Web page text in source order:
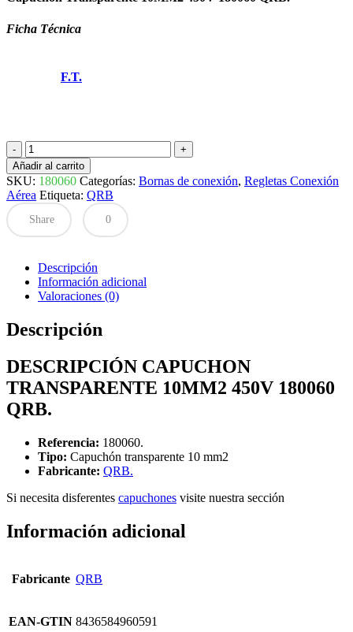
Ficha Técnica
F.T.
CAPUCHON
TRANSPARENTE
10MM2
450V
180060
QRB
cantidad
Añadir al carrito
SKU: 180060 Categorías: Bornas de conexión, Regletas Conexión
Aérea Etiqueta: QRB
Share 0
Descripción
Información adicional
Valoraciones (0)
Descripción
DESCRIPCIÓN CAPUCHON
TRANSPARENTE 10MM2 450V 180060
QRB.
Referencia: 180060.
Tipo: Capuchón transparente 10 mm2
Fabricante: QRB.
Si necesita disferentes capuchones visite nuestra sección
Información adicional
Fabricante QRB
EAN-GTIN 8436584960591